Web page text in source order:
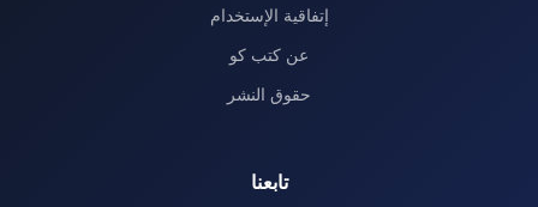
إتفاقية الإستخدام
عن كتب كو
حقوق النشر
تابعنا